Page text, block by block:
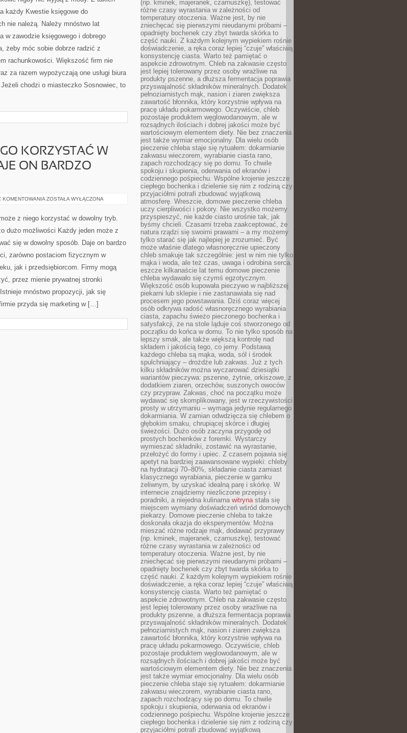
ROZLICZANIA
Z
SKARBOWYM
POMOCĄ
PIT,
MNÓSTWO
OSÓB
ROZPOCZYNA
każdy Kwestie księgowe do
nie należą. Należy mnóstwo lat
w zawodzie księgowego i dobrego
żeby móc sobie dobrze radzić z
rachunkowości. Większość firm nie
za razem wypożyczają one usługi biura
chodzi o miasteczko Sosnowiec, to
KORZYSTAĆ W
ON BARDZO
KOMENTOWANIA KAŻDY
NIEGO
W
SPOSÓB.
ON
DUŻO
MOŻNOŚCI
ZOSTAŁA WYŁĄCZONA
z niego korzystać w dowolny tryb.
dużo możliwości Każdy jeden może z
się w dowolny sposób. Daje on bardzo
zarówno postaciom fizycznym w
jak i przedsiębiorcom. Firmy mogą
przez mienie prywatnej stronki
mnóstwo propozycji, jak się
przyda się marketing w […]
(np. kminek, majeranek, czarnuszkę), testować
różne czasy wyrastania w zależności od
temperatury otoczenia. Ważne jest, by nie
zniechęcać się pierwszymi nieudanymi próbami –
opadnięty bochenek czy zbyt twarda skórka to
część nauki. Z każdym kolejnym wypiekiem rośnie
doświadczenie, a ręka coraz lepiej “czuje” właściwą
konsystencję ciasta. Warto też pamiętać o
aspekcie zdrowotnym. Chleb na zakwasie często
jest lepiej tolerowany przez osoby wrażliwe na
produkty pszenne, a dłuższa fermentacja poprawia
przyswajalność składników mineralnych. Dodatek
pełnoziarnistych mąk, nasion i ziaren zwiększa
zawartość błonnika, który korzystnie wpływa na
pracę układu pokarmowego. Oczywiście, chleb
pozostaje produktem węglowodanowym, ale w
rozsądnych ilościach i dobrej jakości może być
wartościowym elementem diety. Nie bez znaczenia
jest także wymiar emocjonalny. Dla wielu osób
pieczenie chleba staje się rytuałem: dokarmianie
zakwasu wieczorem, wyrabianie ciasta rano,
zapach rozchodzący się po domu. To chwile
spokoju i skupienia, oderwania od ekranów i
codziennego pośpiechu. Wspólne krojenie jeszcze
ciepłego bochenka i dzielenie się nim z rodziną czy
przyjaciółmi potrafi zbudować wyjątkową
atmosferę. Wreszcie, domowe pieczenie chleba
uczy cierpliwości i pokory. Nie wszystko możemy
przyspieszyć, nie każde ciasto urośnie tak, jak
byśmy chcieli. Czasami trzeba zaakceptować, że
natura rządzi się swoimi prawami – a my możemy
tylko starać się jak najlepiej je zrozumieć. Być
może właśnie dlatego własnoręcznie upieczony
chleb smakuje tak szczególnie: jest w nim nie tylko
mąka i woda, ale też czas, uwaga i odrobina serca.
eszcze kilkanaście lat temu domowe pieczenie
chleba wydawało się czymś egzotycznym.
Większość osób kupowała pieczywo w najbliższej
piekarni lub sklepie i nie zastanawiała się nad
procesem jego powstawania. Dziś coraz więcej
osób odkrywa radość własnoręcznego wyrabiania
ciasta, zapachu świeżo pieczonego bochenka i
satysfakcji, że na stole ląduje coś stworzonego od
początku do końca w domu. To nie tylko sposób na
lepszy smak, ale także większą kontrolę nad
składem i jakością tego, co jemy. Podstawą
każdego chleba są mąka, woda, sól i środek
spulchniający – drożdże lub zakwas. Już z tych
kilku składników można wyczarować dziesiątki
wariantów pieczywa: pszenne, żytnie, orkiszowe, z
dodatkiem ziaren, orzechów, suszonych owoców
czy przypraw. Zakwas, choć na początku może
wydawać się skomplikowany, jest w rzeczywistości
prosty w utrzymaniu – wymaga jedynie regularnego
dokarmiania. W zamian odwdzięcza się chlebem o
głębokim smaku, chrupiącej skórce i długiej
świeżości. Dużo osób zaczyna przygodę od
prostych bochenków z foremki. Wystarczy
wymieszać składniki, zostawić na wyrastanie,
przełożyć do formy i upiec. Z czasem pojawia się
apetyt na bardziej zaawansowane wypieki: chleby
na hydratacji 70–80%, składanie ciasta zamiast
klasycznego wyrabiania, pieczenie w garnku
żeliwnym, by uzyskać idealną parę i skórkę. W
internecie znajdziemy niezliczone przepisy i
poradniki, a niejedna kulinarna witrynastała się
miejscem wymiany doświadczeń wśród domowych
piekarzy. Domowe pieczenie chleba to także
doskonała okazja do eksperymentów. Można
mieszać różne rodzaje mąk, dodawać przyprawy
(np. kminek, majeranek, czarnuszkę), testować
różne czasy wyrastania w zależności od
temperatury otoczenia. Ważne jest, by nie
zniechęcać się pierwszymi nieudanymi próbami –
opadnięty bochenek czy zbyt twarda skórka to
część nauki. Z każdym kolejnym wypiekiem rośnie
doświadczenie, a ręka coraz lepiej “czuje” właściwą
konsystencję ciasta. Warto też pamiętać o
aspekcie zdrowotnym. Chleb na zakwasie często
jest lepiej tolerowany przez osoby wrażliwe na
produkty pszenne, a dłuższa fermentacja poprawia
przyswajalność składników mineralnych. Dodatek
pełnoziarnistych mąk, nasion i ziaren zwiększa
zawartość błonnika, który korzystnie wpływa na
pracę układu pokarmowego. Oczywiście, chleb
pozostaje produktem węglowodanowym, ale w
rozsądnych ilościach i dobrej jakości może być
wartościowym elementem diety. Nie bez znaczenia
jest także wymiar emocjonalny. Dla wielu osób
pieczenie chleba staje się rytuałem: dokarmianie
zakwasu wieczorem, wyrabianie ciasta rano,
zapach rozchodzący się po domu. To chwile
spokoju i skupienia, oderwania od ekranów i
codziennego pośpiechu. Wspólne krojenie jeszcze
ciepłego bochenka i dzielenie się nim z rodziną czy
przyjaciółmi potrafi zbudować wyjątkową